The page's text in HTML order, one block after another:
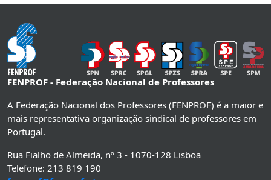
FENPROF - Federação Nacional de Professores
A Federação Nacional dos Professores (FENPROF) é a maior e
mais representativa organização sindical de professores em
Portugal.
Rua Fialho de Almeida, nº 3 - 1070-128 Lisboa
Telefone: 213 819 190